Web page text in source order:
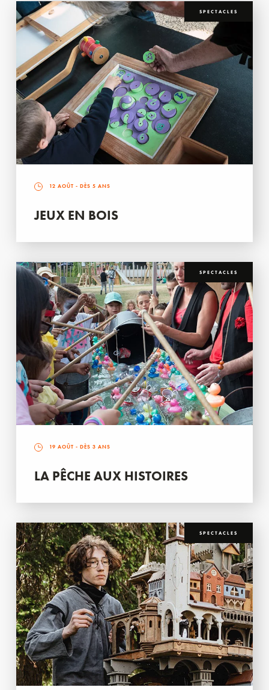
SPECTACLES
12 AOÛT - DÈS 5 ANS
JEUX EN BOIS
SPECTACLES
19 AOÛT - DÈS 3 ANS
LA PÊCHE AUX HISTOIRES
SPECTACLES